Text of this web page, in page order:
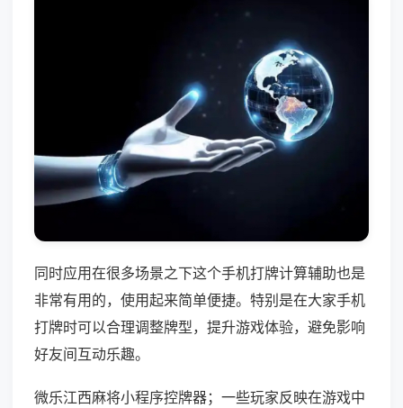
同时应用在很多场景之下这个手机打牌计算辅助也是
非常有用的，使用起来简单便捷。特别是在大家手机
打牌时可以合理调整牌型，提升游戏体验，避免影响
好友间互动乐趣。
微乐江西麻将小程序控牌器；一些玩家反映在游戏中